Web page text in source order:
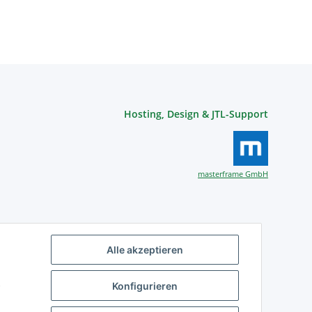
Alle akzeptieren
Konfigurieren
Hosting, Design & JTL-Support
masterframe GmbH